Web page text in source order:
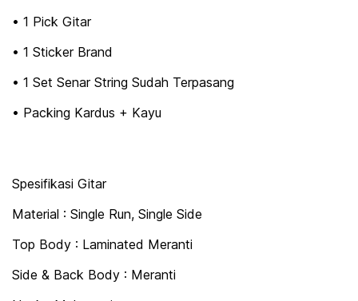
• 1 Pick Gitar
• 1 Sticker Brand
• 1 Set Senar String Sudah Terpasang
• Packing Kardus + Kayu
Spesifikasi Gitar
Material : Single Run, Single Side
Top Body : Laminated Meranti
Side & Back Body : Meranti